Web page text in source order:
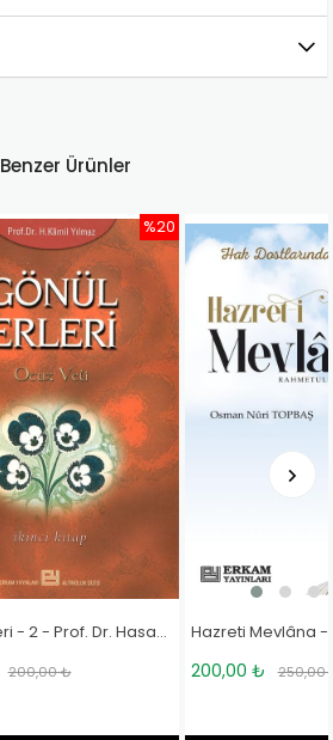
Benzer Ürünler
Hazreti Mevlâna - Osman Nuri Topbaş
%20
Halid-i Bağdadi - Osman Nuri Topbaş